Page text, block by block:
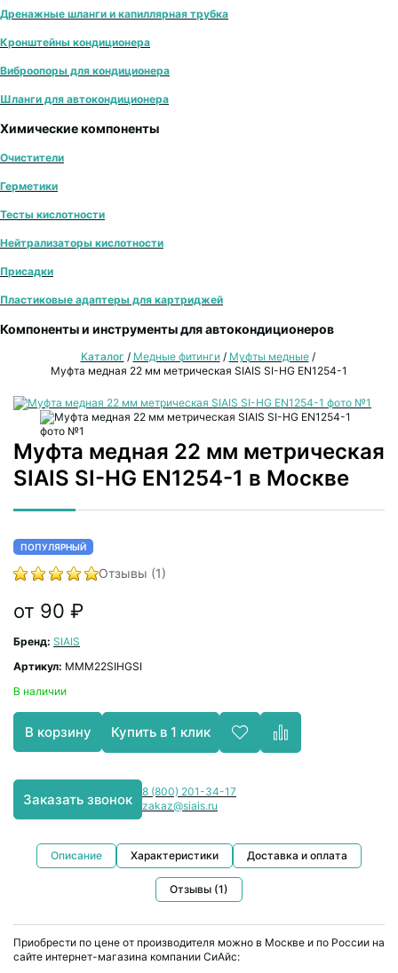
Дренажные шланги и капиллярная трубка
Кронштейны кондиционера
Виброопоры для кондиционера
Шланги для автокондиционера
Химические компоненты
Очистители
Герметики
Тесты кислотности
Нейтрализаторы кислотности
Присадки
Пластиковые адаптеры для картриджей
Компоненты и инструменты для автокондиционеров
Каталог / Медные фитинги/ Муфты медные/
Муфта медная 22 мм метрическая SIAIS SI-HG EN1254-1
Муфта медная 22 мм метрическая
SIAIS SI-HG EN1254-1 в Москве
ПОПУЛЯРНЫЙ
Отзывы (1)
от 90 ₽
Бренд: SIAIS
Артикул: MMM22SIHGSI
В наличии
В корзину Купить в 1 клик
Заказать звонок
8 (800) 201-34-17
zakaz@siais.ru
Описание Характеристики Доставка и оплата
Отзывы (1)
Приобрести по цене от производителя можно в Москве и по России на
сайте интернет-магазина компании СиАйс: